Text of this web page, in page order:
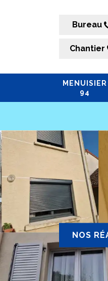
Bureau
Chantier
MENUISIER
94
NOS